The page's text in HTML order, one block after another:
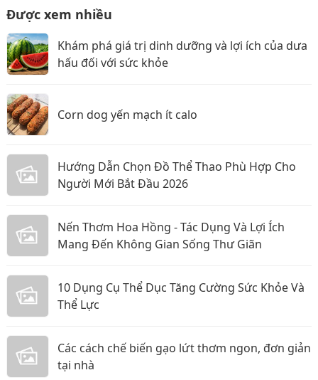
Được xem nhiều
Khám phá giá trị dinh dưỡng và lợi ích của dưa
hấu đối với sức khỏe
Corn dog yến mạch ít calo
Hướng Dẫn Chọn Đồ Thể Thao Phù Hợp Cho
Người Mới Bắt Đầu 2026
Nến Thơm Hoa Hồng - Tác Dụng Và Lợi Ích
Mang Đến Không Gian Sống Thư Giãn
10 Dụng Cụ Thể Dục Tăng Cường Sức Khỏe Và
Thể Lực
Các cách chế biến gạo lứt thơm ngon, đơn giản
tại nhà